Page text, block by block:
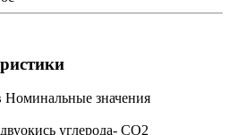
Номинальные значения
углерода- СО2